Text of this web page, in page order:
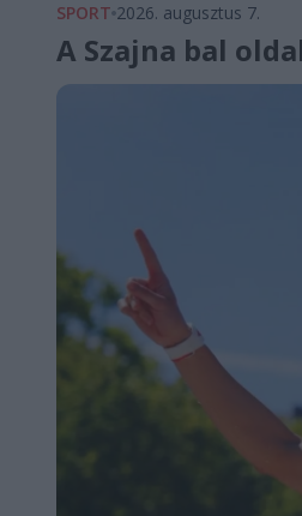
SPORT 2026. augusztus 7.
A Szajna bal